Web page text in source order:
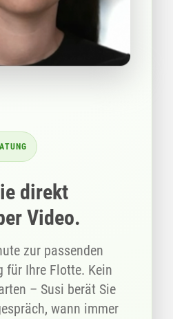
direkt
Video.
zur passenden
für Ihre Flotte. Kein
– Susi berät Sie
wann immer